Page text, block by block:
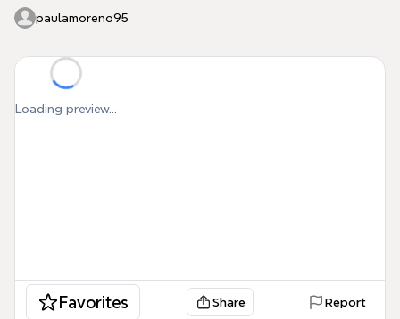
paulamoreno95
Loading preview...
Favorites Share Report